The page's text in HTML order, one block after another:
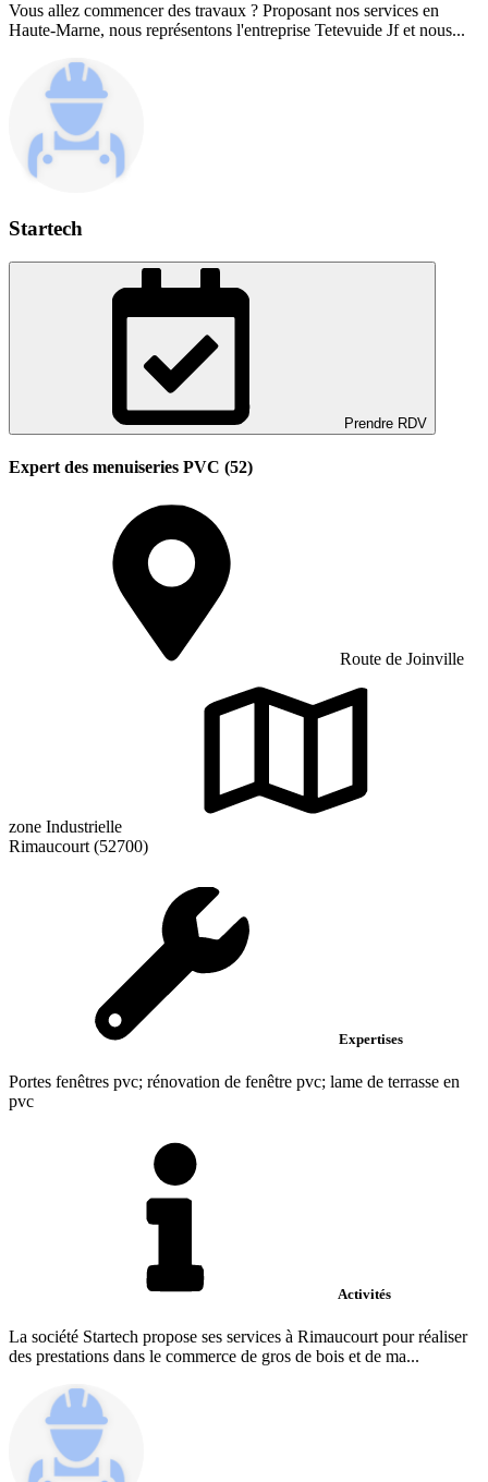
Vous allez commencer des travaux ? Proposant nos services en
Haute-Marne, nous représentons l'entreprise Tetevuide Jf et nous...
Startech
Prendre RDV
Expert des menuiseries PVC (52)
Route de Joinville
zone Industrielle
Rimaucourt (52700)
Expertises
Portes fenêtres pvc; rénovation de fenêtre pvc; lame de terrasse en
pvc
Activités
La société Startech propose ses services à Rimaucourt pour réaliser
des prestations dans le commerce de gros de bois et de ma...